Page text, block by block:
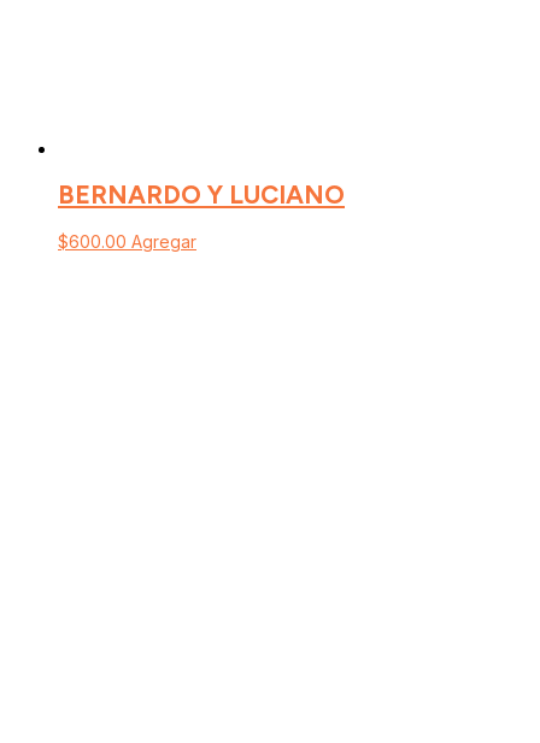
BERNARDO Y LUCIANO
$600.00 Agregar